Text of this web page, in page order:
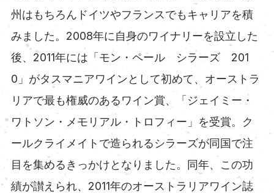
州はもちろんドイツやフランスでもキャリアを積
みました。2008年に自身のワイナリーを設立した
後、2011年には「モン・ペール シラーズ 201
0」がタスマニアワインとして初めて、オーストラ
リアで最も権威のあるワイン賞、「ジェイミー・
ワトソン・メモリアル・トロフィー」を受賞。ク
ールクライメイトで造られるシラーズが同国で注
目を集めるきっかけとなりました。同年、この功
績が讃えられ、2011年のオーストラリアワイン誌